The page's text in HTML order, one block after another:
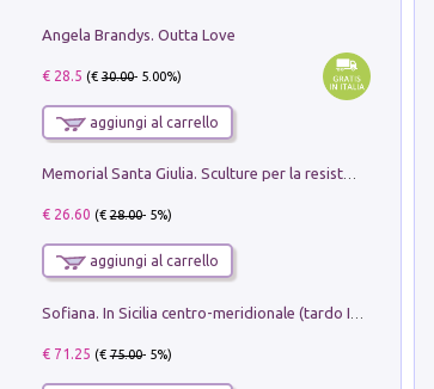
Angela Brandys. Outta Love
€ 28.5 (€30.00- 5.00%)
aggiungi al carrello
Memorial Santa Giulia. Sculture per la resistenza Monchio di Palagano
€ 26.60 (€28.00- 5%)
aggiungi al carrello
€ 71.25 (€75.00- 5%)